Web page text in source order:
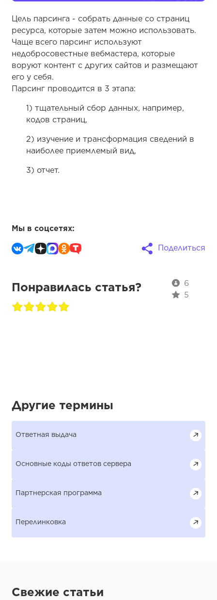
Цель парсинга - собрать данные со страниц
ресурса, которые затем можно использовать.
Чаще всего парсинг используют
недобросовестные вебмастера, которые
воруют контент с других сайтов и размещают
его у себя.
Парсинг проводится в 3 этапа:
1) тщательный сбор данных, например,
кодов страниц,
2) изучение и трансформация сведений в
наиболее приемлемый вид,
3) отчет.
Мы в соцсетях:
Поделиться
Понравилась статья?
6
5
Другие термины
Ответная выдача
Основные коды ответов сервера
Партнерская программа
Перелинковка
Свежие статьи